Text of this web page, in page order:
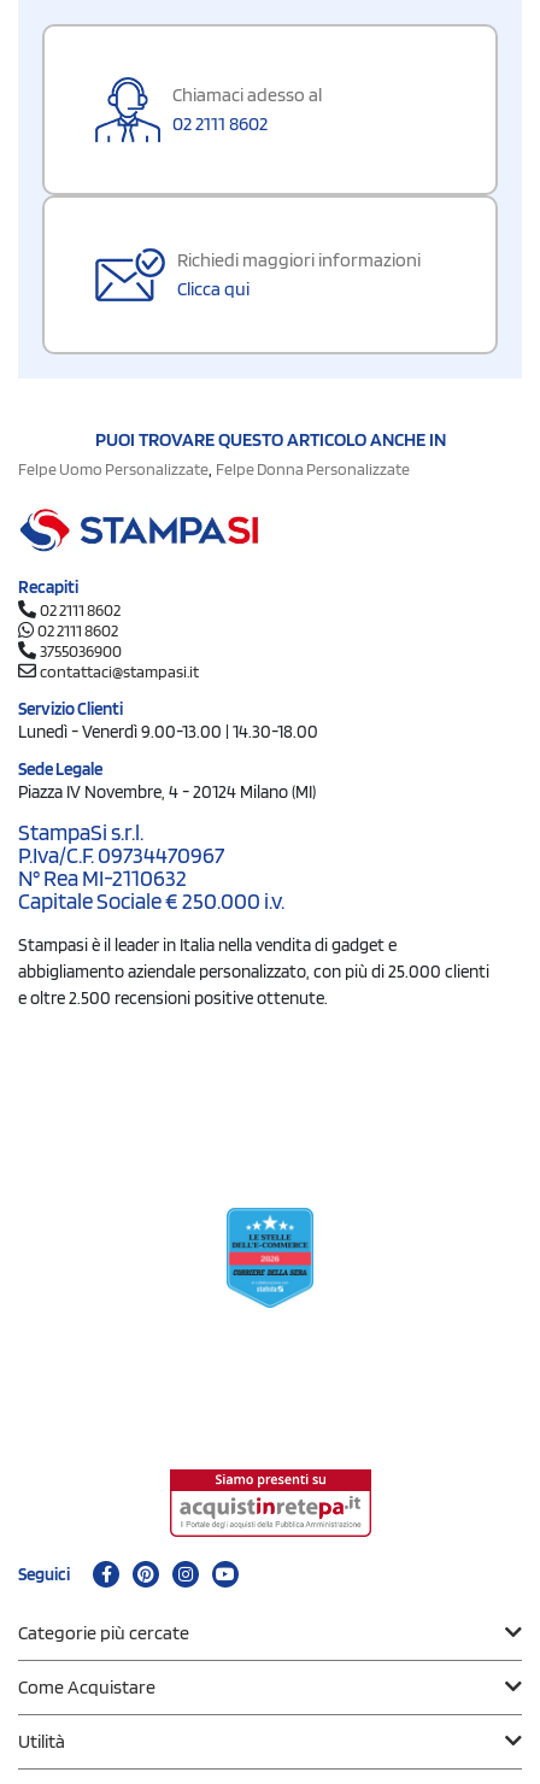
Chiamaci adesso al
02 2111 8602
Richiedi maggiori informazioni
Clicca qui
PUOI TROVARE QUESTO ARTICOLO ANCHE IN
Felpe Uomo Personalizzate Felpe Donna Personalizzate
Recapiti
02 2111 8602
02 2111 8602
3755036900
contattaci@stampasi.it
Servizio Clienti
Lunedì - Venerdì 9.00-13.00 | 14.30-18.00
Sede Legale
Piazza IV Novembre, 4 - 20124 Milano (MI)
StampaSi s.r.l.
P.Iva/C.F. 09734470967
N° Rea MI-2110632
Capitale Sociale € 250.000 i.v.
Stampasi è il leader in Italia nella vendita di gadget e
abbigliamento aziendale personalizzato, con più di 25.000 clienti
e oltre 2.500 recensioni positive ottenute.
Seguici
Categorie più cercate
Come Acquistare
Utilità